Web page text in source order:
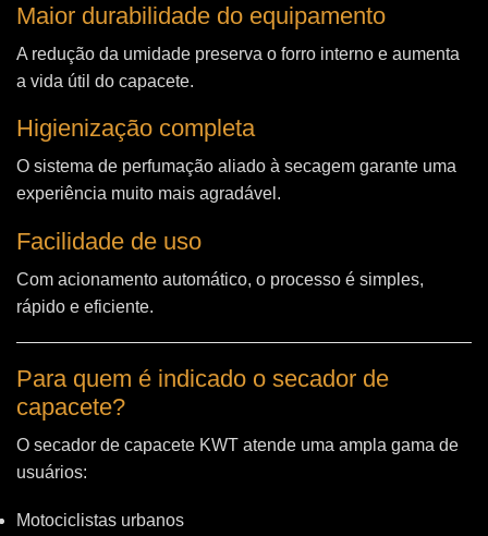
Maior durabilidade do equipamento
A redução da umidade preserva o forro interno e aumenta
a vida útil do capacete.
Higienização completa
O sistema de perfumação aliado à secagem garante uma
experiência muito mais agradável.
Facilidade de uso
Com acionamento automático, o processo é simples,
rápido e eficiente.
Para quem é indicado o secador de
capacete?
O secador de capacete KWT atende uma ampla gama de
usuários:
Motociclistas urbanos